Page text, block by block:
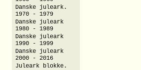
Danske juleark.
1970 - 1979
Danske juleark
1980 - 1989
Danske juleark
1990 - 1999
Danske juleark
2000 - 2016
Juleark blokke.